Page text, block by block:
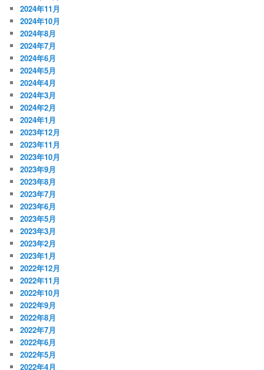
2024年11月
2024年10月
2024年8月
2024年7月
2024年6月
2024年5月
2024年4月
2024年3月
2024年2月
2024年1月
2023年12月
2023年11月
2023年10月
2023年9月
2023年8月
2023年7月
2023年6月
2023年5月
2023年3月
2023年2月
2023年1月
2022年12月
2022年11月
2022年10月
2022年9月
2022年8月
2022年7月
2022年6月
2022年5月
2022年4月